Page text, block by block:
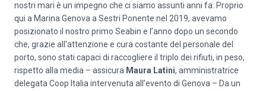
nostri mari è un impegno che ci siamo assunti anni fa. Proprio
qui a Marina Genova a Sestri Ponente nel 2019, avevamo
posizionato il nostro primo Seabin e l’anno dopo un secondo
che, grazie all'attenzione e cura costante del personale del
porto, sono stati capaci di raccogliere il triplo dei rifiuti, in peso,
rispetto alla media – assicura Maura Latini, amministratrice
delegata Coop Italia intervenuta all’evento di Genova – Da un